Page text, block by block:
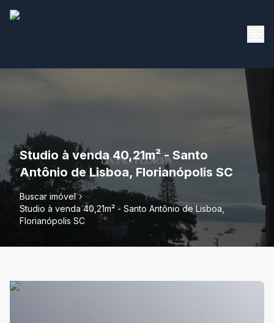
Studio à venda 40,21m² - Santo
Antônio de Lisboa, Florianópolis SC
Buscar imóvel
Studio à venda 40,21m² - Santo Antônio de Lisboa,
Florianópolis SC